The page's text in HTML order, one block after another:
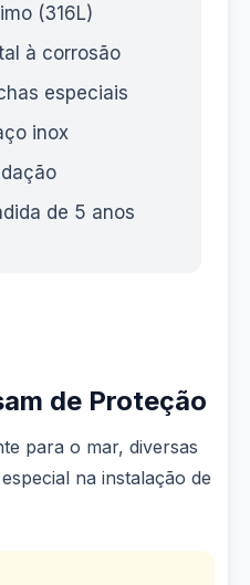
(316L)
à corrosão
especiais
inox
de 5 anos
de Proteção
para o mar, diversas
na instalação de